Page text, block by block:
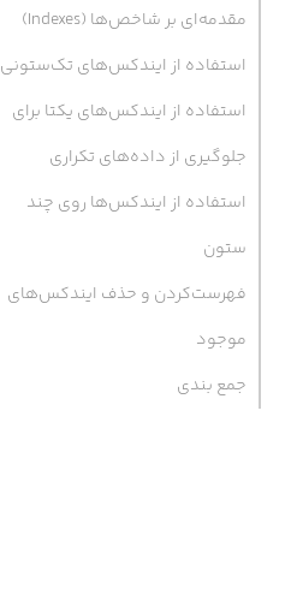
مقدمه‌ای بر شاخص‌ها (Indexes)
استفاده از ایندکس‌های تک‌ستونی
استفاده از ایندکس‌های یکتا برای
جلوگیری از داده‌های تکراری
استفاده از ایندکس‌ها روی چند
ستون
فهرست‌کردن و حذف ایندکس‌های
موجود
جمع بندی